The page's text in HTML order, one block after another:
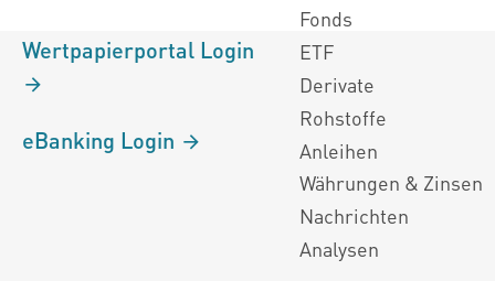
Wertpapierportal Login
eBanking Login
Fonds
ETF
Derivate
Rohstoffe
Anleihen
Währungen & Zinsen
Nachrichten
Analysen